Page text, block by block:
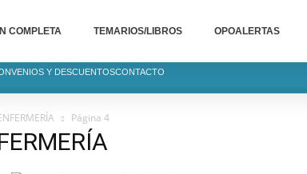
COMPLETA TEMARIOS/LIBROS OPOALERTAS
Y DESCUENTOSCONTACTO
Página 4